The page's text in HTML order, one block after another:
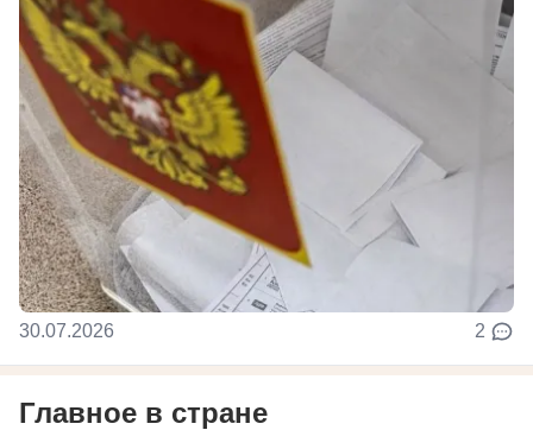
30.07.2026 2
Главное в стране